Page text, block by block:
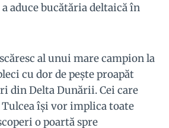
aduce bucătăria deltaică în
al unui mare campion la
cu dor de peşte proapăt
din Delta Dunării. Cei care
îşi vor implica toate
o poartă spre